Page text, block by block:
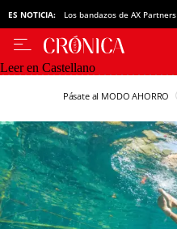
ES NOTICIA: Los bandazos de AX Partners
Leer en Castellano
Pásate al MODO AHORRO